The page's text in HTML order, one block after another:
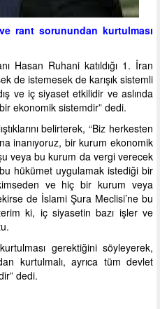
rant sorunundan kurtulması
Hasan Ruhani katıldığı 1. İran
de istemesek de karışık sistemli
ve iç siyaset etkilidir ve aslında
ekonomik sistemdir” dedi.
belirterek, “Biz herkesten
inanıyoruz, bir kurum ekonomik
veya bu kurum da vergi verecek
hükümet uygulamak istediği bir
ve hiç bir kurum veya
de İslami Şura Meclisi’ne bu
ki, iç siyasetin bazı işler ve
gerektiğini söyleyerek,
kurtulmalı, ayrıca tüm devlet
dedi.